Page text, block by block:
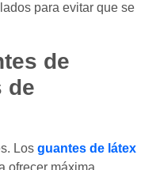
para evitar que se
de
de
Los guantes de látex
ofrecer máxima